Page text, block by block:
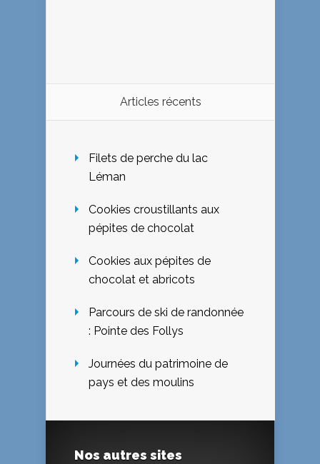
Articles récents
Filets de perche du lac
Léman
Cookies croustillants aux
pépites de chocolat
Cookies aux pépites de
chocolat et abricots
Parcours de ski de randonnée
: Pointe des Follys
Journées du patrimoine de
pays et des moulins
Nos autres sites